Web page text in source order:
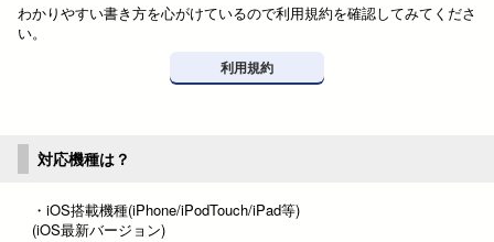
わかりやすい書き方を心がけているので利用規約を確認してみてくださ
い。
利用規約
対応機種は？
・iOS搭載機種(iPhone/iPodTouch/iPad等)
(iOS最新バージョン)